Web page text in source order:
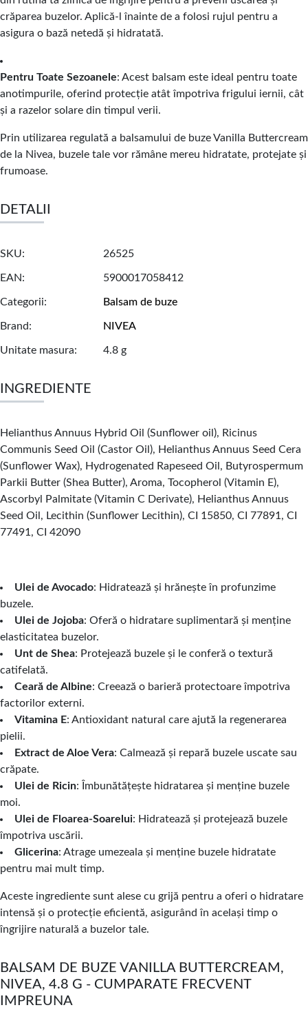
crăparea buzelor. Aplică-l înainte de a folosi rujul pentru a
asigura o bază netedă și hidratată.
Pentru Toate Sezoanele: Acest balsam este ideal pentru toate
anotimpurile, oferind protecție atât împotriva frigului iernii, cât
și a razelor solare din timpul verii.
Prin utilizarea regulată a balsamului de buze Vanilla Buttercream
de la Nivea, buzele tale vor rămâne mereu hidratate, protejate și
frumoase.
DETALII
SKU 26525
EAN 5900017058412
Categorii Balsam de buze
Brand NIVEA
Unitate masura 4.8 g
INGREDIENTE
Helianthus Annuus Hybrid Oil (Sunflower oil), Ricinus
Communis Seed Oil (Castor Oil), Helianthus Annuus Seed Cera
(Sunflower Wax), Hydrogenated Rapeseed Oil, Butyrospermum
Parkii Butter (Shea Butter), Aroma, Tocopherol (Vitamin E),
Ascorbyl Palmitate (Vitamin C Derivate), Helianthus Annuus
Seed Oil, Lecithin (Sunflower Lecithin), CI 15850, CI 77891, CI
77491, CI 42090
Ulei de Avocado: Hidratează și hrănește în profunzime
buzele.
Ulei de Jojoba: Oferă o hidratare suplimentară și menține
elasticitatea buzelor.
Unt de Shea: Protejează buzele și le conferă o textură
catifelată.
Ceară de Albine: Creează o barieră protectoare împotriva
factorilor externi.
Vitamina E: Antioxidant natural care ajută la regenerarea
pielii.
Extract de Aloe Vera: Calmează și repară buzele uscate sau
crăpate.
Ulei de Ricin: Îmbunătățește hidratarea și menține buzele
moi.
Ulei de Floarea-Soarelui: Hidratează și protejează buzele
împotriva uscării.
Glicerina: Atrage umezeala și menține buzele hidratate
pentru mai mult timp.
Aceste ingrediente sunt alese cu grijă pentru a oferi o hidratare
intensă și o protecție eficientă, asigurând în același timp o
îngrijire naturală a buzelor tale.
BALSAM DE BUZE VANILLA BUTTERCREAM,
NIVEA, 4.8 G - CUMPARATE FRECVENT
IMPREUNA